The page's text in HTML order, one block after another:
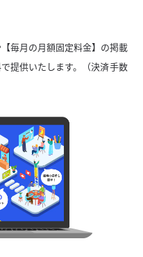
毎月の月額固定料金】の掲載
提供いたします。（決済手数